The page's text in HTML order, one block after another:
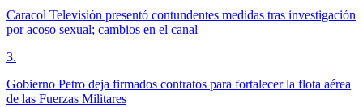
Caracol Televisión presentó contundentes medidas tras investigación
por acoso sexual; cambios en el canal
3.
Gobierno Petro deja firmados contratos para fortalecer la flota aérea
de las Fuerzas Militares